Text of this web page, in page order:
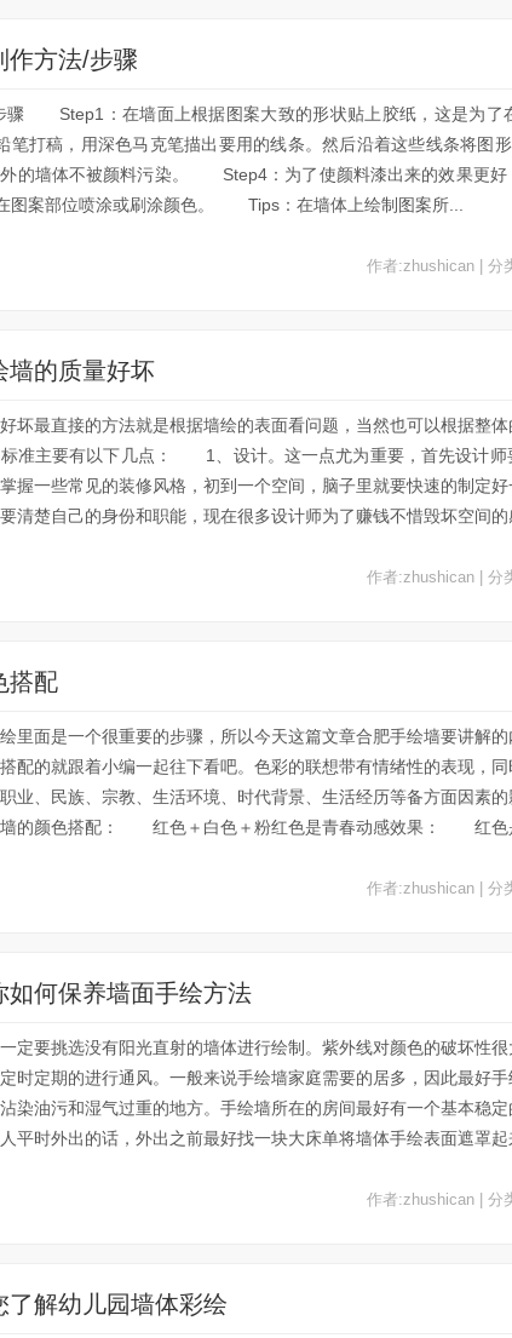
作方法/步骤
骤 Step1：在墙面上根据图案大致的形状贴上胶纸，这是为
笔打稿，用深色马克笔描出要用的线条。然后沿着这些线条将
的墙体不被颜料污染。 Step4：为了使颜料漆出来的效果更好
案部位喷涂或刷涂颜色。 Tips：在墙体上绘制图案所...
作者:zhushican | 分
墙的质量好坏
坏最直接的方法就是根据墙绘的表面看问题，当然也可以根据整
准主要有以下几点： 1、设计。这一点尤为重要，首先设计师
握一些常见的装修风格，初到一个空间，脑子里就要快速的制定
清楚自己的身份和职能，现在很多设计师为了赚钱不惜毁坏空间的
作者:zhushican | 分
搭配
里面是一个很重要的步骤，所以今天这篇文章合肥手绘墙要讲解的
配的就跟着小编一起往下看吧。色彩的联想带有情绪性的表现，
业、民族、宗教、生活环境、时代背景、生活经历等备方面因素
颜色搭配： 红色＋白色＋粉红色是青春动感效果： 红色是
作者:zhushican | 分
如何保养墙面手绘方法
定要挑选没有阳光直射的墙体进行绘制。紫外线对颜色的破坏性
时定期的进行通风。一般来说手绘墙家庭需要的居多，因此最好手
染油污和湿气过重的地方。手绘墙所在的房间最好有一个基本稳
平时外出的话，外出之前最好找一块大床单将墙体手绘表面遮罩起
作者:zhushican | 分
了解幼儿园墙体彩绘